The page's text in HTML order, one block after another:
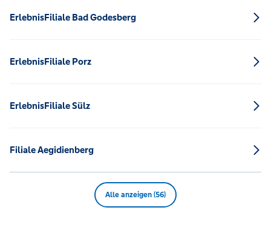
ErlebnisFiliale Bad Godesberg
ErlebnisFiliale Porz
ErlebnisFiliale Sülz
Filiale Aegidienberg
Alle anzeigen (56)